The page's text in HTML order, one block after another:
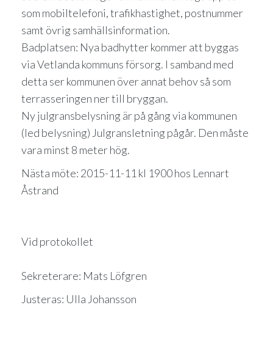
som mobiltelefoni, trafikhastighet, postnummer
samt övrig samhällsinformation.
Badplatsen: Nya badhytter kommer att byggas
via Vetlanda kommuns försorg. I samband med
detta ser kommunen över annat behov så som
terrasseringen ner till bryggan.
Ny julgransbelysning är på gång via kommunen
(led belysning) Julgransletning pågår. Den måste
vara minst 8 meter hög.
Nästa möte: 2015-11-11 kl 1900 hos Lennart
Åstrand
Vid protokollet
Sekreterare: Mats Löfgren
Justeras: Ulla Johansson